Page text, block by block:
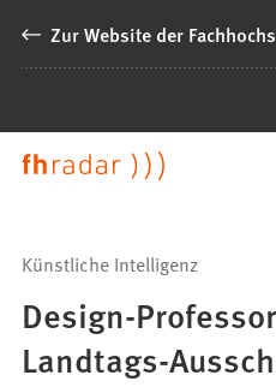
Inhalt anspringen
Zur Website der
News
FH
Dortmund
Künstliche Intelligenz
Design-
Landtags-